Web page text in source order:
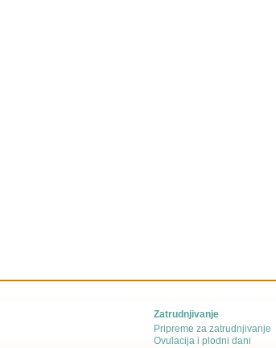
Zatrudnjivanje
Pripreme za zatrudnjivanje
Ovulacija i plodni dani